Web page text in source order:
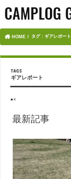
HOME タグ : ギアレポート
ギアレポート
●×
最新記事